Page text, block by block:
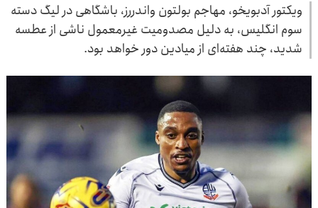
ویکتور آدبویخو، مهاجم بولتون واندررز، باشگاهی در لیگ دسته
سوم انگلیس، به دلیل مصدومیت غیرمعمول ناشی از عطسه
شدید، چند هفته‌ای از میادین دور خواهد بود.